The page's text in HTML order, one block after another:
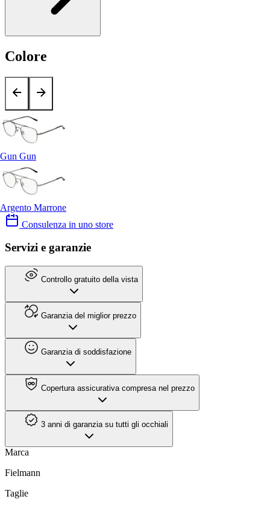
Colore
Gun Gun
Argento Marrone
Consulenza in uno store
Servizi e garanzie
Controllo gratuito della vista
Garanzia del miglior prezzo
Garanzia di soddisfazione
Copertura assicurativa compresa nel prezzo
3 anni di garanzia su tutti gli occhiali
Marca
Fielmann
Taglie